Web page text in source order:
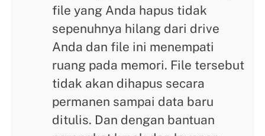
file yang Anda hapus tidak
sepenuhnya hilang dari drive
Anda dan file ini menempati
ruang pada memori. File tersebut
tidak akan dihapus secara
permanen sampai data baru
ditulis. Dan dengan bantuan